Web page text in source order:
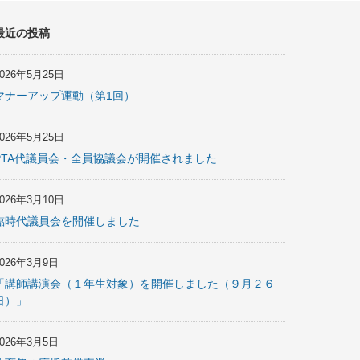
近の投稿
年5月25日
ナーアップ運動（第1回）
年5月25日
代議員会・全員協議会が開催されました
年3月10日
時代議員会を開催しました
年3月9日
講師講演会（１年生対象）を開催しました（９月２６
）」
年3月5日